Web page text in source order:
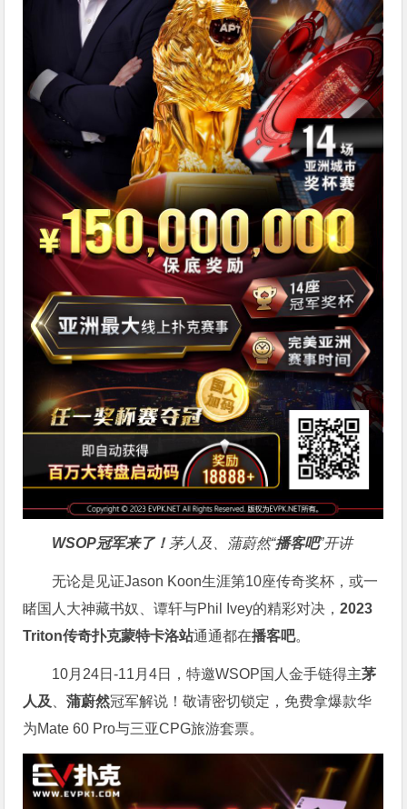
WSOP冠军来了！ 茅人及、蒲蔚然“播客吧”开讲
无论是见证Jason Koon生涯第10座传奇奖杯，或一
睹国人大神藏书奴、谭轩与Phil Ivey的精彩对决，2023
Triton传奇扑克蒙特卡洛站通通都在播客吧。
10月24日-11月4日，特邀WSOP国人金手链得主茅
人及
、蒲蔚然冠军解说！敬请密切锁定，免费拿爆款华
为Mate 60 Pro与三亚CPG旅游套票。